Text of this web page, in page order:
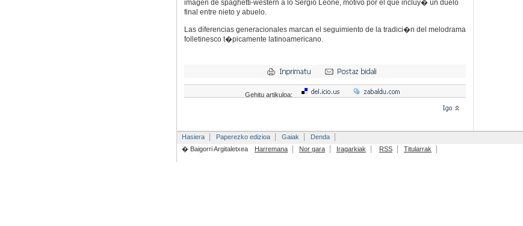
imagen de spaghetti-western a lo Sergio Leone, motivo por el que incluy� un duelo
final entre nieto y abuelo.
Las diferencias generacionales marcan el seguimiento de la tradici�n del melodrama
folletinesco t�picamente latinoamericano.
Gehitu artikuloa:
Hasiera Paperezko edizioa Gaiak
Denda
� Baigorri Argitaletxea
Harremana Nor gara Iragarkiak RSS Titularrak